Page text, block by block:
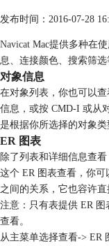
发布时间：2016-07-28
Navicat Mac提供多种在
息、连接颜色、搜索筛选
对象信息
在对象列表，你也可以
信息，或按 CMD-I 或从
是根据你所选择的对象类
ER 图表
除了列表和详细信息查
这个 ER 图表查看，你
之间的关系，它也容许直
注意：只有表提供 ER
查看。
从主菜单选择查看-> ER